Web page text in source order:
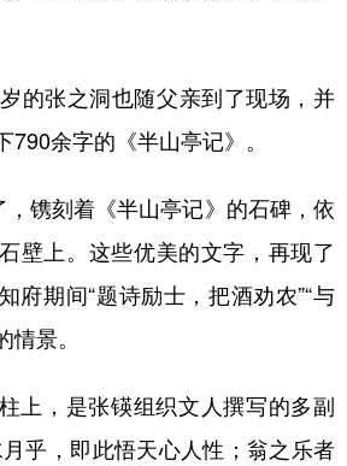
张之洞也随父亲到了现场，并
790余字的《半山亭记》。
镌刻着《半山亭记》的石碑，依
壁上。这些优美的文字，再现了
府期间“题诗励士，把酒劝农”“与
情景。
，是张锳组织文人撰写的多副
乎，即此悟天心人性；翁之乐者